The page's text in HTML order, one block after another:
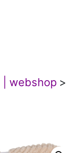
| webshop >